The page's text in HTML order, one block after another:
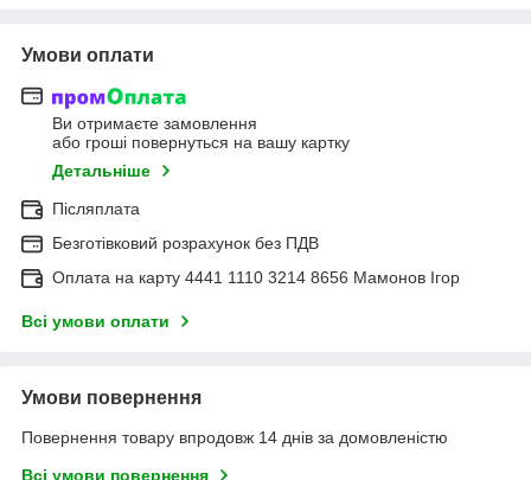
Умови оплати
Ви отримаєте замовлення
або гроші повернуться на вашу картку
Детальніше
Післяплата
Безготівковий розрахунок без ПДВ
Оплата на карту 4441 1110 3214 8656 Мамонов Ігор
Всі умови оплати
Умови повернення
Повернення товару впродовж 14 днів за домовленістю
Всі умови повернення